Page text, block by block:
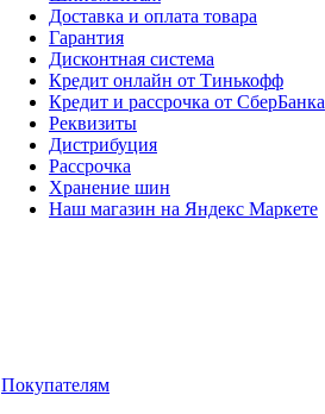
Доставка и оплата товара
Гарантия
Дисконтная система
Кредит онлайн от Тинькофф
Кредит и рассрочка от СберБанка
Реквизиты
Дистрибуция
Рассрочка
Хранение шин
Наш магазин на Яндекс Маркете
Покупателям